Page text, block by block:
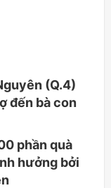
(Q.4)
đến bà con
phần quà
hưởng bởi